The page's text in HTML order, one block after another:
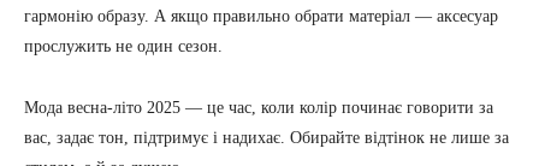
гармонію образу. А якщо правильно обрати матеріал — аксесуар
прослужить не один сезон.
Мода весна-літо 2025 — це час, коли колір починає говорити за
вас, задає тон, підтримує і надихає. Обирайте відтінок не лише за